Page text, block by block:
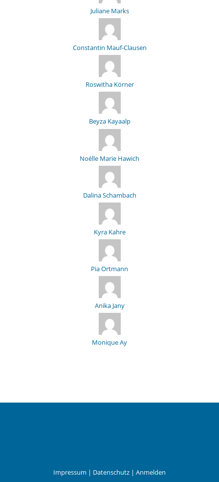
Juliane Marks
Constantin Mauf-Clausen
Roswitha Körner
Beyza Kayaalp
Noélle Marie Hawich
Dalina Schambach
Kyra Kahre
Pia Ortmann
Anika Jany
Monique Ay
Impressum | Datenschutz | Anmelden